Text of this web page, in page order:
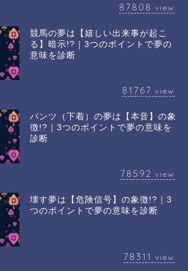
87808 view
競馬の夢は【嬉しい出来事が起こ
る】暗示!?｜3つのポイントで夢の
意味を診断
81767 view
パンツ（下着）の夢は【本音】の象
徴!?｜3つのポイントで夢の意味を
診断
78592 view
壊す夢は【危険信号】の象徴!?｜3
つのポイントで夢の意味を診断
78311 view